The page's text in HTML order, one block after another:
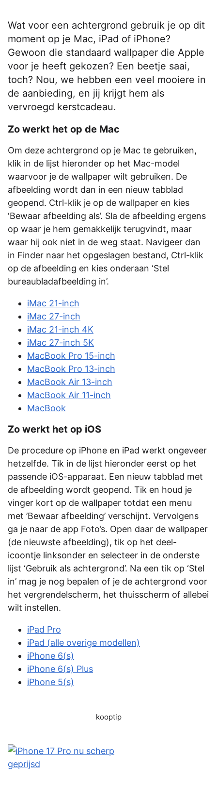
Wat voor een achtergrond gebruik je op dit
moment op je Mac, iPad of iPhone?
Gewoon die standaard wallpaper die Apple
voor je heeft gekozen? Een beetje saai,
toch? Nou, we hebben een veel mooiere in
de aanbieding, en jij krijgt hem als
vervroegd kerstcadeau.
Zo werkt het op de Mac
Om deze achtergrond op je Mac te gebruiken,
klik in de lijst hieronder op het Mac-model
waarvoor je de wallpaper wilt gebruiken. De
afbeelding wordt dan in een nieuw tabblad
geopend. Ctrl-klik je op de wallpaper en kies
‘Bewaar afbeelding als’. Sla de afbeelding ergens
op waar je hem gemakkelijk terugvindt, maar
waar hij ook niet in de weg staat. Navigeer dan
in Finder naar het opgeslagen bestand, Ctrl-klik
op de afbeelding en kies onderaan ‘Stel
bureaubladafbeelding in’.
iMac 21-inch
iMac 27-inch
iMac 21-inch 4K
iMac 27-inch 5K
MacBook Pro 15-inch
MacBook Pro 13-inch
MacBook Air 13-inch
MacBook Air 11-inch
MacBook
Zo werkt het op iOS
De procedure op iPhone en iPad werkt ongeveer
hetzelfde. Tik in de lijst hieronder eerst op het
passende iOS-apparaat. Een nieuw tabblad met
de afbeelding wordt geopend. Tik en houd je
vinger kort op de wallpaper totdat een menu
met ’Bewaar afbeelding’ verschijnt. Vervolgens
ga je naar de app Foto’s. Open daar de wallpaper
(de nieuwste afbeelding), tik op het deel-
icoontje linksonder en selecteer in de onderste
lijst ‘Gebruik als achtergrond’. Na een tik op ‘Stel
in’ mag je nog bepalen of je de achtergrond voor
het vergrendelscherm, het thuisscherm of allebei
wilt instellen.
iPad Pro
iPad (alle overige modellen)
iPhone 6(s)
iPhone 6(s) Plus
iPhone 5(s)
kooptip